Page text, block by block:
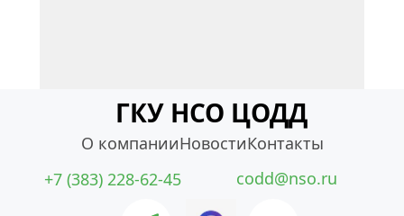
ГКУ НСО ЦОДД
О компанииНовостиКонтакты
+7 (383) 228-62-45
codd@nso.ru